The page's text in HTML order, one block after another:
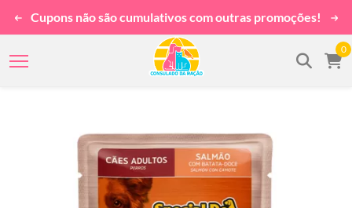
Cupons não são cumulativos com outras promoções!
0